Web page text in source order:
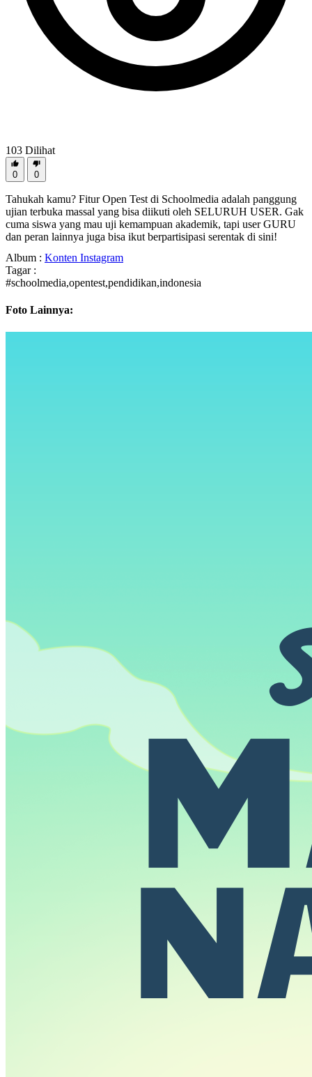
103 Dilihat
0 0
Tahukah kamu? Fitur Open Test di Schoolmedia adalah panggung
ujian terbuka massal yang bisa diikuti oleh SELURUH USER. Gak
cuma siswa yang mau uji kemampuan akademik, tapi user GURU
dan peran lainnya juga bisa ikut berpartisipasi serentak di sini!
Album : Konten Instagram
Tagar :
#schoolmedia,opentest,pendidikan,indonesia
Foto Lainnya: